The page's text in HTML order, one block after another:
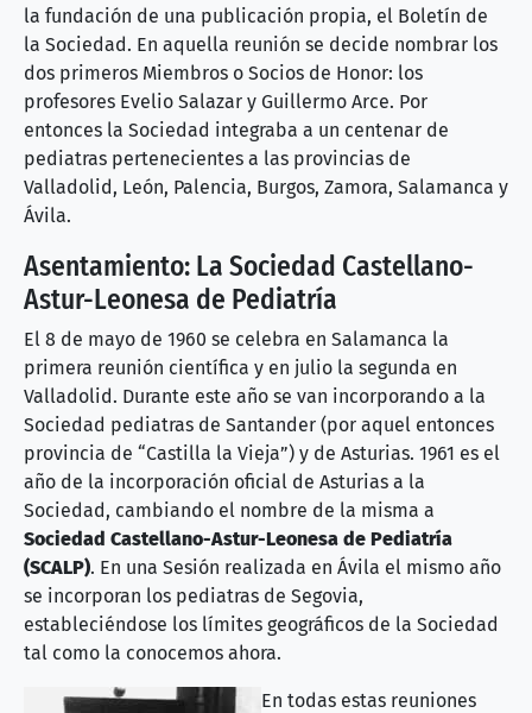
la fundación de una publicación propia, el Boletín de
la Sociedad. En aquella reunión se decide nombrar los
dos primeros Miembros o Socios de Honor: los
profesores Evelio Salazar y Guillermo Arce. Por
entonces la Sociedad integraba a un centenar de
pediatras pertenecientes a las provincias de
Valladolid, León, Palencia, Burgos, Zamora, Salamanca y
Ávila.
Asentamiento: La Sociedad Castellano-
Astur-Leonesa de Pediatría
El 8 de mayo de 1960 se celebra en Salamanca la
primera reunión científica y en julio la segunda en
Valladolid. Durante este año se van incorporando a la
Sociedad pediatras de Santander (por aquel entonces
provincia de “Castilla la Vieja”) y de Asturias. 1961 es el
año de la incorporación oficial de Asturias a la
Sociedad, cambiando el nombre de la misma a
Sociedad Castellano-Astur-Leonesa de Pediatría
(SCALP). En una Sesión realizada en Ávila el mismo año
se incorporan los pediatras de Segovia,
estableciéndose los límites geográficos de la Sociedad
tal como la conocemos ahora.
En todas estas reuniones